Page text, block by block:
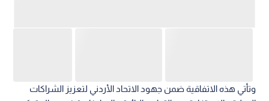
وتأتي هذه الاتفاقية ضمن جهود الاتحاد الأردني لتعزيز الشراكات